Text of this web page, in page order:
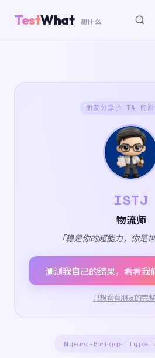
TestWhat 测什么
朋友分享了 TA 的测
ISTJ
物流师
「稳是你的超能力，你是
测测我自己的结果，看看
只想看看朋友的完
Myers-Briggs